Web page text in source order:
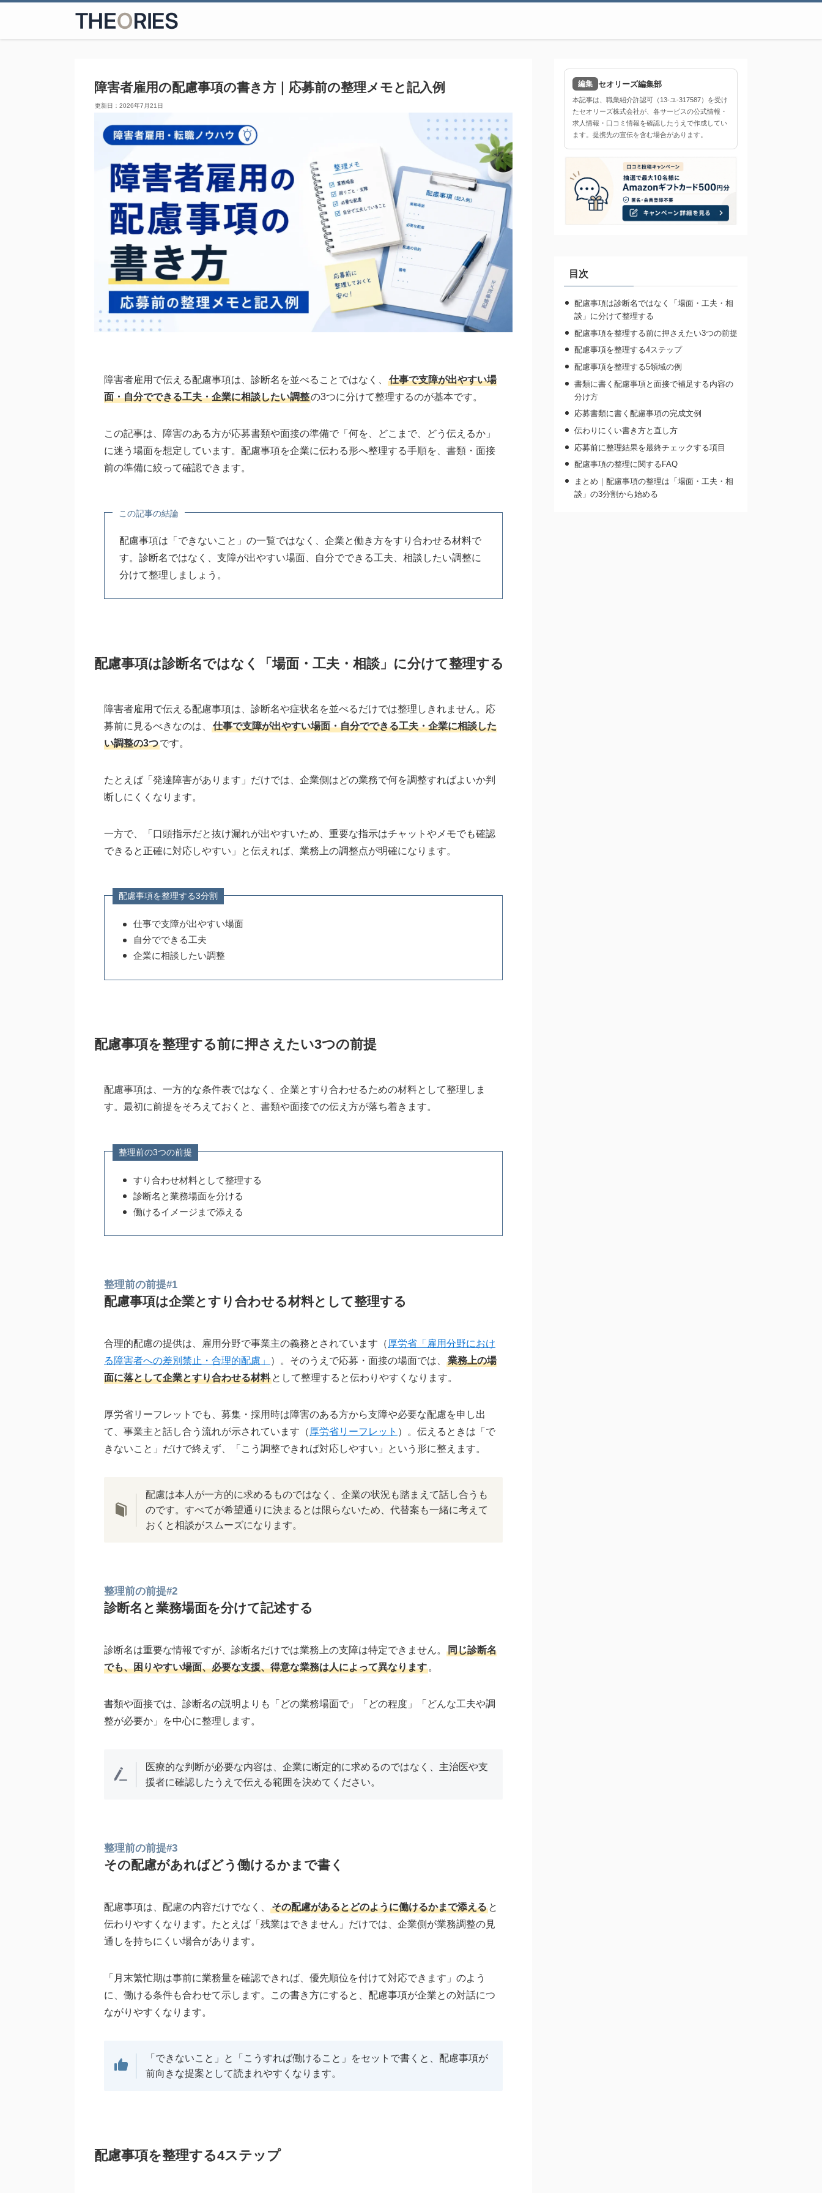
障害者雇用の配慮事項の書き方｜応募前の整理メモと記入例
2026年7月21日
障害者雇用で伝える配慮事項は、診断名を並べることではなく、
仕事で支障が出やすい場
面・自分でできる工夫・企業に相談したい調整の3つに分けて整理するのが基本です。
この記事は、障害のある方が応募書類や面接の準備で「何を、どこまで、どう伝えるか」
に迷う場面を想定しています。配慮事項を企業に伝わる形へ整理する手順を、書類・面接
前の準備に絞って確認できます。
この記事の結論
配慮事項は「できないこと」の一覧ではなく、企業と働き方をすり合わせる材料で
す。診断名ではなく、支障が出やすい場面、自分でできる工夫、相談したい調整に
分けて整理しましょう。
配慮事項は診断名ではなく「場面・工夫・相談」に分けて整理する
障害者雇用で伝える配慮事項は、診断名や症状名を並べるだけでは整理しきれません。応
募前に見るべきなのは、
仕事で支障が出やすい場面・自分でできる工夫・企業に相談した
い調整の3つです。
たとえば「発達障害があります」だけでは、企業側はどの業務で何を調整すればよいか判
断しにくくなります。
一方で、「口頭指示だと抜け漏れが出やすいため、重要な指示はチャットやメモでも確認
できると正確に対応しやすい」と伝えれば、業務上の調整点が明確になります。
配慮事項を整理する3分割
仕事で支障が出やすい場面
自分でできる工夫
企業に相談したい調整
配慮事項を整理する前に押さえたい3つの前提
配慮事項は、一方的な条件表ではなく、企業とすり合わせるための材料として整理しま
す。最初に前提をそろえておくと、書類や面接での伝え方が落ち着きます。
整理前の3つの前提
すり合わせ材料として整理する
診断名と業務場面を分ける
働けるイメージまで添える
整理前の前提#1
配慮事項は企業とすり合わせる材料として整理する
合理的配慮の提供は、雇用分野で事業主の義務とされています（ 厚労省「雇用分野におけ
る障害者への差別禁止・合理的配慮」
）。そのうえで応募・面接の場面では、
業務上の場
面に落として企業とすり合わせる材料 として整理すると伝わりやすくなります。
厚労省リーフレットでも、募集・採用時は障害のある方から支障や必要な配慮を申し出
て、事業主と話し合う流れが示されています（ 厚労省リーフレット ）。伝えるときは「で
きないこと」だけで終えず、「こう調整できれば対応しやすい」という形に整えます。
配慮は本人が一方的に求めるものではなく、企業の状況も踏まえて話し合うも
のです。すべてが希望通りに決まるとは限らないため、代替案も一緒に考えて
おくと相談がスムーズになります。
整理前の前提#2
診断名と業務場面を分けて記述する
診断名は重要な情報ですが、診断名だけでは業務上の支障は特定できません。
同じ診断名
でも、困りやすい場面、必要な支援、得意な業務は人によって異なります 。
書類や面接では、診断名の説明よりも「どの業務場面で」「どの程度」「どんな工夫や調
整が必要か」を中心に整理します。
医療的な判断が必要な内容は、企業に断定的に求めるのではなく、主治医や支
援者に確認したうえで伝える範囲を決めてください。
整理前の前提#3
その配慮があればどう働けるかまで書く
配慮事項は、配慮の内容だけでなく、 その配慮があるとどのように働けるかまで添える と
伝わりやすくなります。たとえば「残業はできません」だけでは、企業側が業務調整の見
通しを持ちにくい場合があります。
「月末繁忙期は事前に業務量を確認できれば、優先順位を付けて対応できます」のよう
に、働ける条件も合わせて示します。この書き方にすると、配慮事項が企業との対話につ
ながりやすくなります。
「できないこと」と「こうすれば働けること」をセットで書くと、配慮事項が
前向きな提案として読まれやすくなります。
配慮事項を整理する4ステップ
編集 セオリーズ編集部
本記事は、職業紹介許認可（13-ユ-317587）を受け
たセオリーズ株式会社が、各サービスの公式情報・
求人情報・口コミ情報を確認したうえで作成してい
ます。提携先の宣伝を含む場合があります。
目次
配慮事項は診断名ではなく「場面・工夫・相
談」に分けて整理する
配慮事項を整理する前に押さえたい3つの前提
配慮事項を整理する4ステップ
配慮事項を整理する5領域の例
書類に書く配慮事項と面接で補足する内容の
分け方
応募書類に書く配慮事項の完成文例
伝わりにくい書き方と直し方
応募前に整理結果を最終チェックする項目
配慮事項の整理に関するFAQ
まとめ｜配慮事項の整理は「場面・工夫・相
談」の3分割から始める